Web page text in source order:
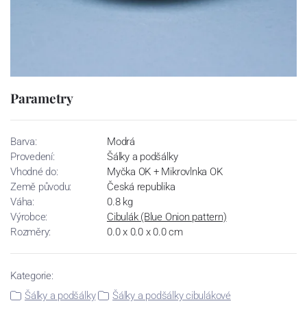
Parametry
Barva:
Modrá
Provedení:
Šálky a podšálky
Vhodné do:
Myčka OK + Mikrovlnka OK
Země původu:
Česká republika
Váha:
0.8 kg
Výrobce:
Cibulák (Blue Onion pattern)
Rozměry:
0.0 x 0.0 x 0.0 cm
Kategorie:
Šálky a podšálky
Šálky a podšálky cibulákové